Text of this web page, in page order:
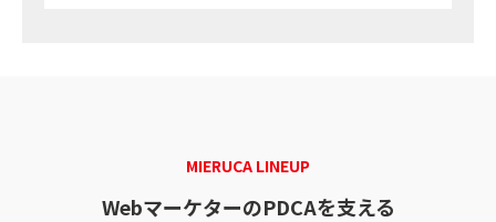
MIERUCA LINEUP
WebマーケターのPDCAを支える